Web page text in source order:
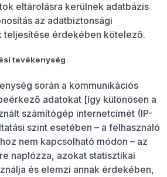
eltárolásra kerülnek adatbázis
az adatbiztonsági
teljesítése érdekében kötelező.
tevékenység
során a kommunikációs
adatokat [így különösen a
számítógép internetcímét (IP-
szint esetében – a felhasználó
nem kapcsolható módon – az
naplózza, azokat statisztikai
és elemzi annak érdekében,